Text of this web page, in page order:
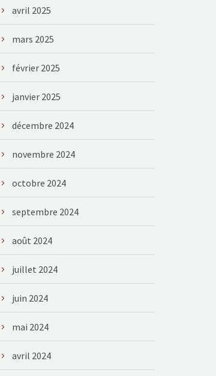
avril 2025
mars 2025
février 2025
janvier 2025
décembre 2024
novembre 2024
octobre 2024
septembre 2024
août 2024
juillet 2024
juin 2024
mai 2024
avril 2024